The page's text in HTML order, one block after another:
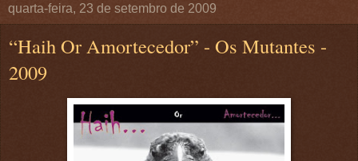
quarta-feira, 23 de setembro de 2009
“Haih Or Amortecedor” - Os Mutantes -
2009